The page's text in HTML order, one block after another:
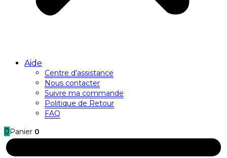
Aide
Centre d’assistance
Nous contacter
Suivre ma commande
Politique de Retour
FAQ
0 Panier 0